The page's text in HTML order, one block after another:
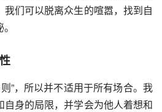
们可以脱离众生的喧嚣，找到自
身的局限，并学会为他人着想和